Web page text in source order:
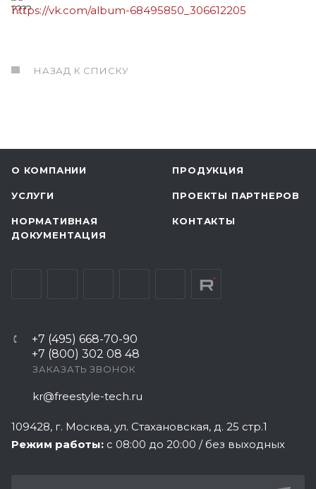
https://vk.com/album-68495850_306612205
НАЗАД К СПИСКУ
О КОМПАНИИ ПРОДУКЦИЯ
УСЛУГИ ПРОЕКТЫ ПАРТНЕРОВ
НОРМАТИВНАЯ
ДОКУМЕНТАЦИЯ
КОНТАКТЫ
+7 (495) 668-70-90
+7 (800) 302 08 48
ЗАКАЗАТЬ ЗВОНОК
kr@freestyle-tech.ru
109428, г. Москва, ул. Стахановская, д. 25 стр.1
Режим работы: с 08:00 до 20:00 / без выходных